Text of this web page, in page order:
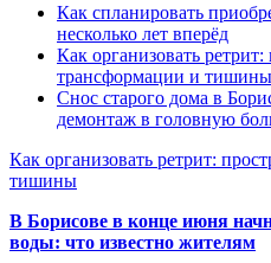
Как спланировать
несколько лет вперёд
Как организовать ретрит:
трансформации и тишины
Снос старого дома в
демонтаж в головную
Как организовать ретрит:
тишины
В Борисове в конце июня
воды: что известно жителям